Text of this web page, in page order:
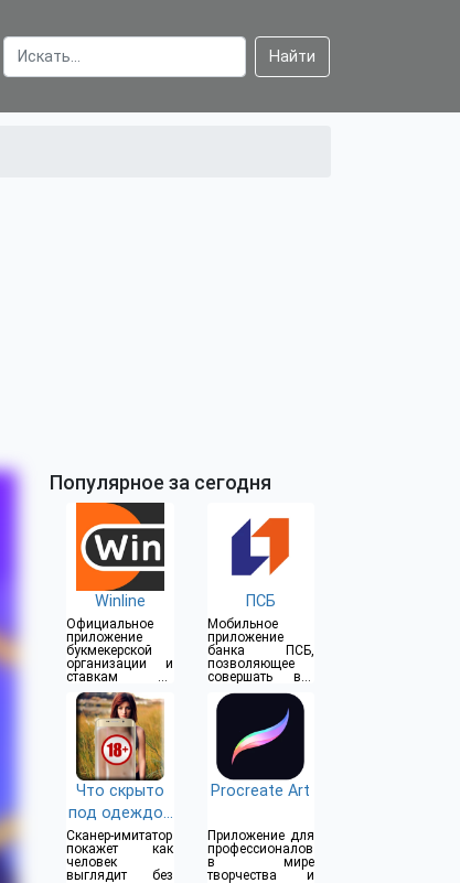
Найти
Популярное за сегодня
Winline
Официальное
приложение
букмекерской
организации и
ставкам на
спорт
ПСБ
Мобильное
приложение
банка ПСБ,
позволяющее
совершать все
операции прямо
из дома
Что скрыто
под одеждой
(18+)
Сканер-имитатор
покажет как
человек
выглядит без
Procreate Art
Приложение для
профессионалов
в мире
творчества и